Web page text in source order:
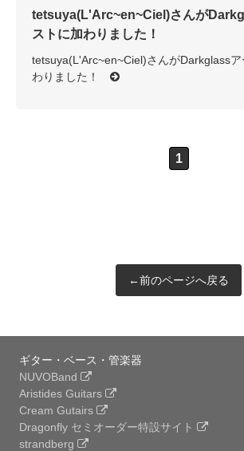
tetsuya(L'Arc~en~Ciel)さんが
ストに加わりました！
tetsuya(L'Arc~en~Ciel)さんがDarkglass
わりました！
1
←前のページへ戻る
ギター・ベース・管楽器
NUVOBand
Aristides Guitars
Cream Gutairs
Dragonfly セミオーダー特設サイト
strandberg